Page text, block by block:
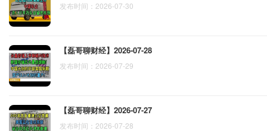
发布时间：2026-07-30
【磊哥聊财经】2026-07-28
发布时间：2026-07-29
【磊哥聊财经】2026-07-27
发布时间：2026-07-28